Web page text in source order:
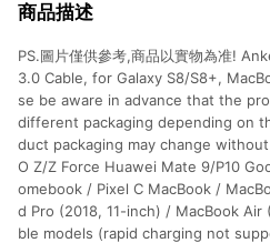
商品描述
PS.圖片僅供參考,商品以實物為准!
3.0 Cable, for Galaxy S8/S8+,
se be aware in advance that the
different packaging depending on
duct packaging may change
O Z/Z Force Huawei Mate 9/P10
omebook / Pixel C MacBook /
d Pro (2018, 11-inch) / MacBook Air
ble models (rapid charging not